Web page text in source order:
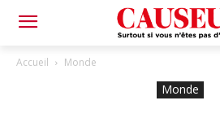
Accueil Monde
Monde